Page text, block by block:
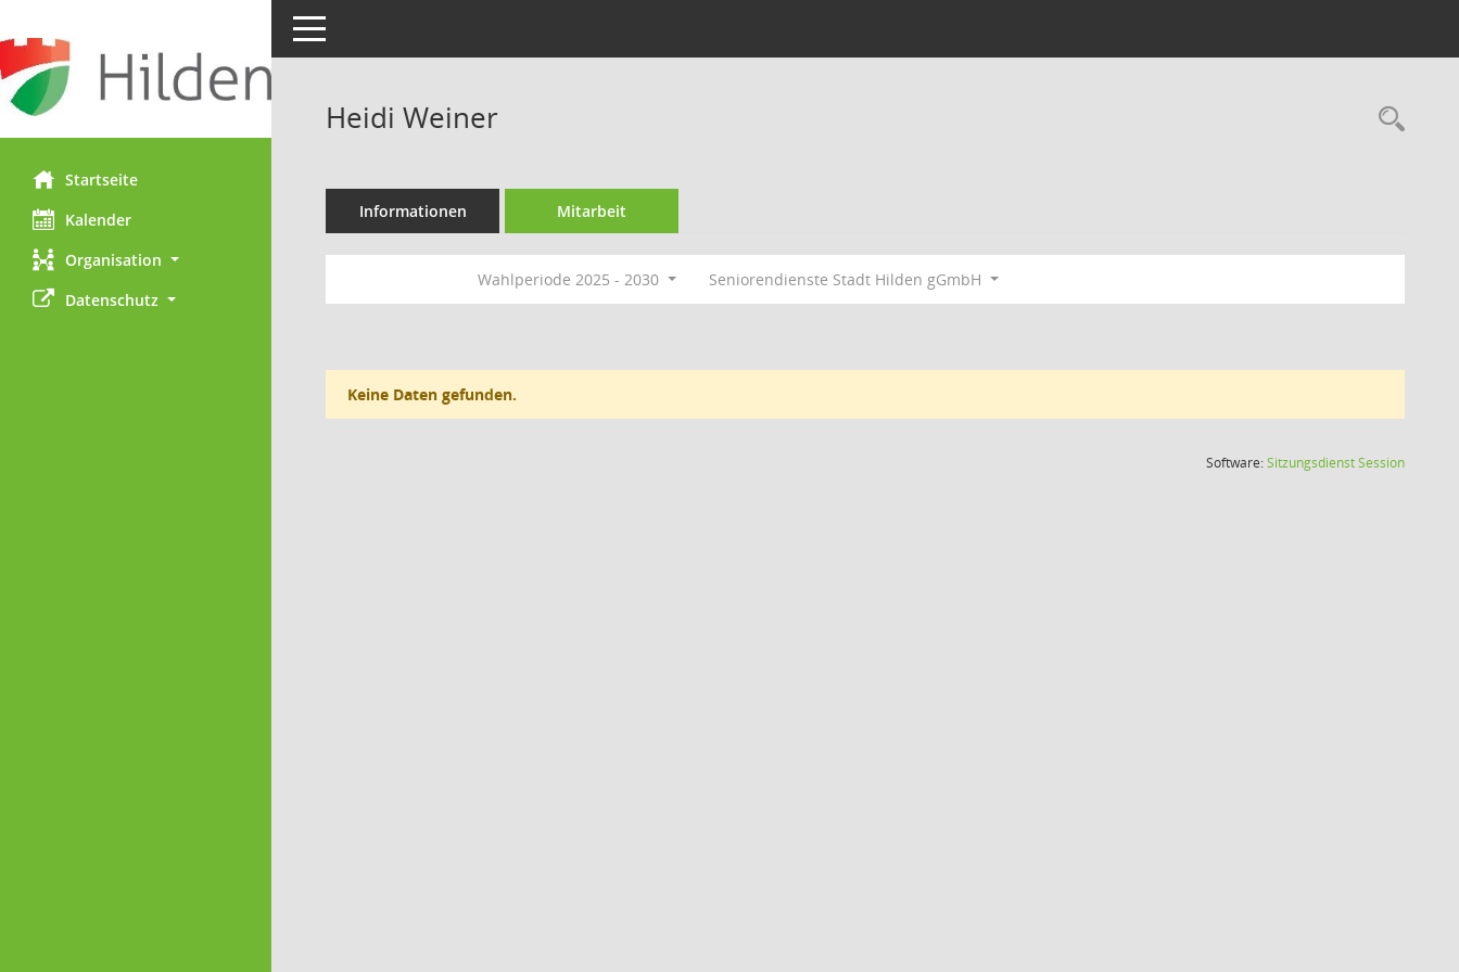
Startseite
Kalender
Organisation
Datenschutz
Toggle navigation
Heidi Weiner
Informationen Mitarbeit
Wahlperiode 2025 - 2030 Seniorendienste Stadt Hilden gGmbH
Keine Daten gefunden.
Software:SitzungsdienstSession(Wird in